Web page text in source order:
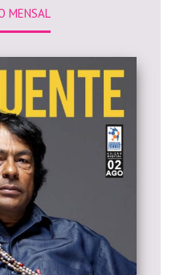
MENSAL